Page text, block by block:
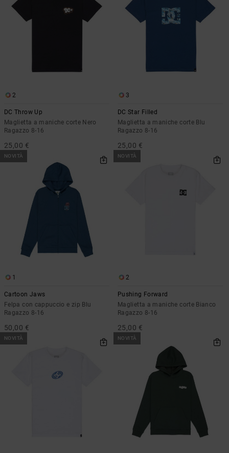
2
DC Throw Up
Maglietta a maniche corte Nero
Ragazzo 8-16
25,00 €
3
DC Star Filled
Maglietta a maniche corte Blu
Ragazzo 8-16
25,00 €
NOVITÀ
1
Cartoon Jaws
Felpa con cappuccio e zip Blu
Ragazzo 8-16
50,00 €
NOVITÀ
2
Pushing Forward
Maglietta a maniche corte Bianco
Ragazzo 8-16
25,00 €
NOVITÀ NOVITÀ